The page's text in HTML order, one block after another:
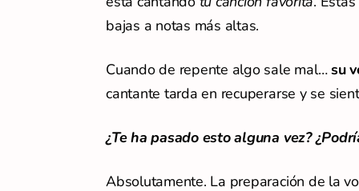
bajas a notas más altas.
Cuando de repente algo sale mal…su
cantante tarda en recuperarse y se
¿Te ha pasado esto alguna vez?
Absolutamente. La preparación de la